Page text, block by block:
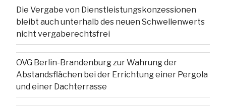
Die Vergabe von Dienstleistungskonzessionen
bleibt auch unterhalb des neuen Schwellenwerts
nicht vergaberechtsfrei
OVG Berlin-Brandenburg zur Wahrung der
Abstandsflächen bei der Errichtung einer Pergola
und einer Dachterrasse